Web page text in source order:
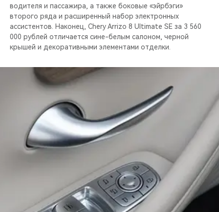
водителя и пассажира, а также боковые «эйрбэги»
второго ряда и расширенный набор электронных
ассистентов. Наконец, Chery Arrizo 8 Ultimate SE за 3 560
000 рублей отличается сине-белым салоном, черной
крышей и декоративными элементами отделки.